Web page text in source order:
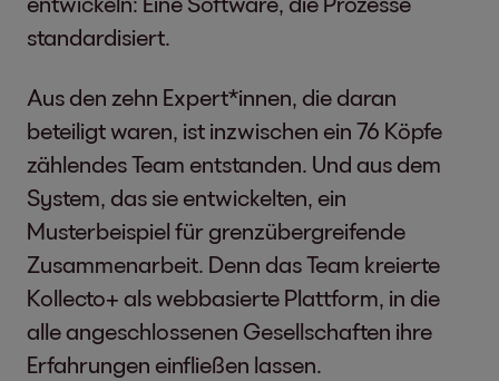
standardisiert.
Aus den zehn Expert*innen, die daran
beteiligt waren, ist inzwischen ein 76 Köpfe
zählendes Team entstanden. Und aus dem
System, das sie entwickelten, ein
Musterbeispiel für grenzübergreifende
Zusammenarbeit. Denn das Team kreierte
Kollecto+ als webbasierte Plattform, in die
alle angeschlossenen Gesellschaften ihre
Erfahrungen einfließen lassen.